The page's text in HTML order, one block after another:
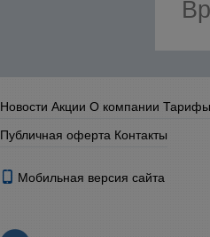
Новости Акции О компании Тарифы
Публичная оферта Контакты
Мобильная версия сайта